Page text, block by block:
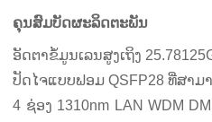
ຄຸນສົມບັດຜະລິດຕະພັນ
ອັດຕາຂໍ້ມູນເລນສູງເຖິງ
ປັດໄຈແບບຟອມ QSFP28 ທີ່ສາ
4 ຊ່ອງ 1310nm LAN WDM